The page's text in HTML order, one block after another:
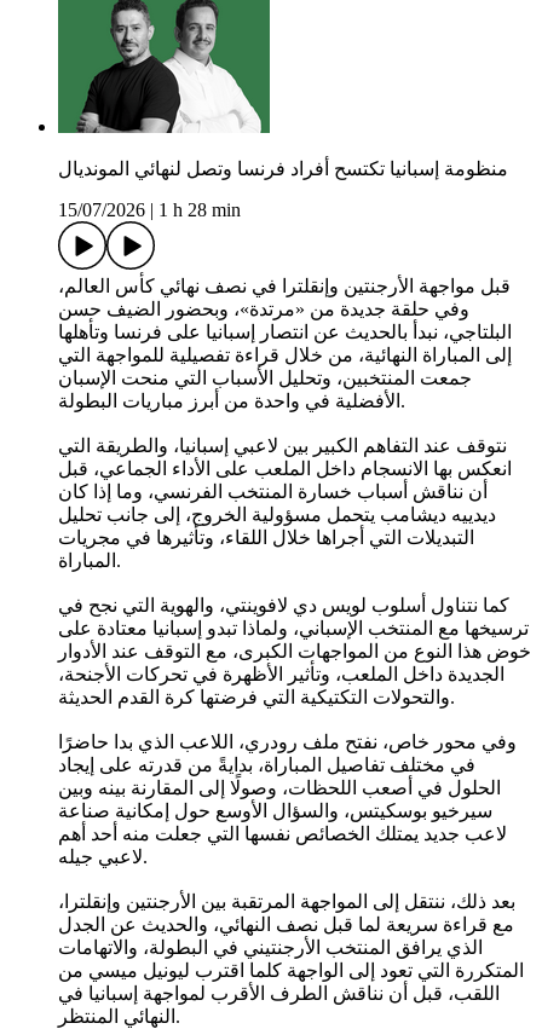
منظومة إسبانيا تكتسح أفراد فرنسا وتصل لنهائي المونديال
15/07/2026
1 h 28 min
قبل مواجهة الأرجنتين وإنقلترا في نصف نهائي كأس العالم،
وفي حلقة جديدة من «مرتدة»، وبحضور الضيف حسن
البلتاجي، نبدأ بالحديث عن انتصار إسبانيا على فرنسا وتأهلها
إلى المباراة النهائية، من خلال قراءة تفصيلية للمواجهة التي
جمعت المنتخبين، وتحليل الأسباب التي منحت الإسبان
الأفضلية في واحدة من أبرز مباريات البطولة.
نتوقف عند التفاهم الكبير بين لاعبي إسبانيا، والطريقة التي
انعكس بها الانسجام داخل الملعب على الأداء الجماعي، قبل
أن نناقش أسباب خسارة المنتخب الفرنسي، وما إذا كان
ديدييه ديشامب يتحمل مسؤولية الخروج، إلى جانب تحليل
التبديلات التي أجراها خلال اللقاء، وتأثيرها في مجريات
المباراة.
كما نتناول أسلوب لويس دي لافوينتي، والهوية التي نجح في
ترسيخها مع المنتخب الإسباني، ولماذا تبدو إسبانيا معتادة على
خوض هذا النوع من المواجهات الكبرى، مع التوقف عند الأدوار
الجديدة داخل الملعب، وتأثير الأظهرة في تحركات الأجنحة،
والتحولات التكتيكية التي فرضتها كرة القدم الحديثة.
وفي محور خاص، نفتح ملف رودري، اللاعب الذي بدا حاضرًا
في مختلف تفاصيل المباراة، بدايةً من قدرته على إيجاد
الحلول في أصعب اللحظات، وصولًا إلى المقارنة بينه وبين
سيرخيو بوسكيتس، والسؤال الأوسع حول إمكانية صناعة
لاعب جديد يمتلك الخصائص نفسها التي جعلت منه أحد أهم
لاعبي جيله.
بعد ذلك، ننتقل إلى المواجهة المرتقبة بين الأرجنتين وإنقلترا،
مع قراءة سريعة لما قبل نصف النهائي، والحديث عن الجدل
الذي يرافق المنتخب الأرجنتيني في البطولة، والاتهامات
المتكررة التي تعود إلى الواجهة كلما اقترب ليونيل ميسي من
اللقب، قبل أن نناقش الطرف الأقرب لمواجهة إسبانيا في
النهائي المنتظر.